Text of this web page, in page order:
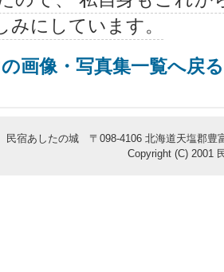
みにしています。
画像・写真集一覧へ戻る
民宿あしたの城 〒098-4106 北海道天塩郡豊
Copyright (C) 2001